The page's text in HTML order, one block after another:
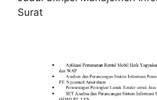
Surat